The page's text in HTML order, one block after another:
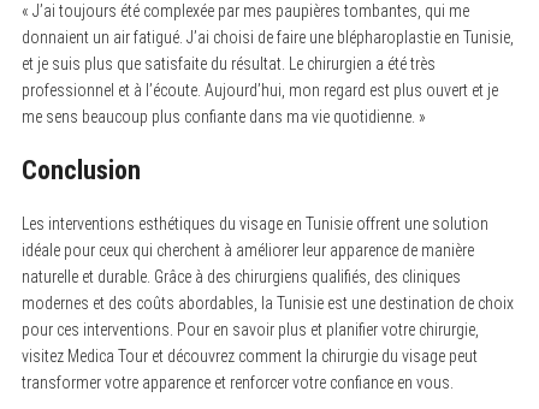
« J’ai toujours été complexée par mes paupières tombantes, qui me
donnaient un air fatigué. J’ai choisi de faire une blépharoplastie en Tunisie,
et je suis plus que satisfaite du résultat. Le chirurgien a été très
professionnel et à l’écoute. Aujourd’hui, mon regard est plus ouvert et je
me sens beaucoup plus confiante dans ma vie quotidienne. »
Conclusion
Les interventions esthétiques du visage en Tunisie offrent une solution
idéale pour ceux qui cherchent à améliorer leur apparence de manière
naturelle et durable. Grâce à des chirurgiens qualifiés, des cliniques
modernes et des coûts abordables, la Tunisie est une destination de choix
pour ces interventions. Pour en savoir plus et planifier votre chirurgie,
visitez Medica Tour et découvrez comment la chirurgie du visage peut
transformer votre apparence et renforcer votre confiance en vous.